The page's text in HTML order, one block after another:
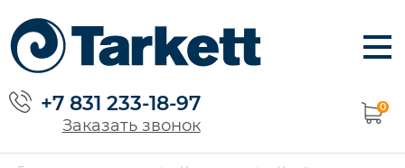
+7 831 233-18-97
Заказать звонок
0